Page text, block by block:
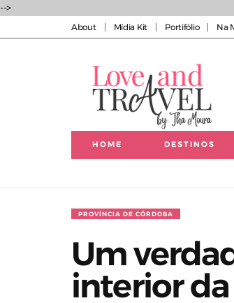
-->
About Mídia Kit Portifólio Na
HOME DESTINOS
PROVÍNCIA DE CÓRDOBA
Um
interior